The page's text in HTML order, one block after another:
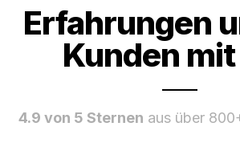
Erfahrungen
Kunden
4.9 von 5 Sternen aus über